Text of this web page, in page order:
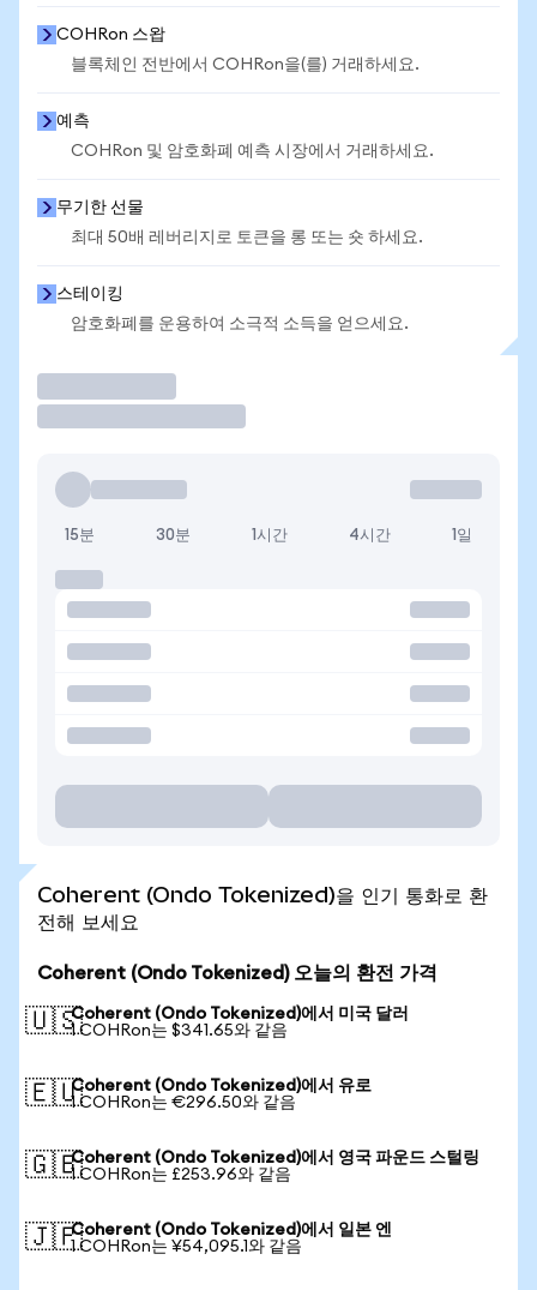
COHRon 스왑
블록체인 전반에서 COHRon을(를) 거래하세요.
예측
COHRon 및 암호화폐 예측 시장에서 거래하세요.
무기한 선물
최대 50배 레버리지로 토큰을 롱 또는 숏 하세요.
스테이킹
암호화폐를 운용하여 소극적 소득을 얻으세요.
15분 30분 1시간 4시간 1일
Coherent (Ondo Tokenized)을 인기 통화로 환
전해 보세요
Coherent (Ondo Tokenized) 오늘의 환전 가격
🇺🇸Coherent (Ondo Tokenized)에서 미국 달러
1 COHRon는 $341.65와 같음
🇪🇺Coherent (Ondo Tokenized)에서 유로
1 COHRon는 €296.50와 같음
🇬🇧Coherent (Ondo Tokenized)에서 영국 파운드 스털링
1 COHRon는 £253.96와 같음
🇯🇵Coherent (Ondo Tokenized)에서 일본 엔
1 COHRon는 ¥54,095.1와 같음